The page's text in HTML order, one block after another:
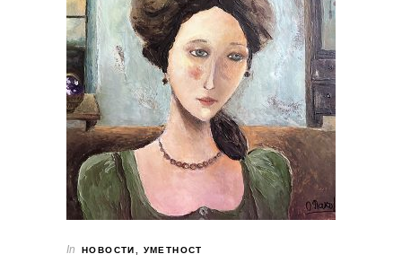
In НОВОСТИ , УМЕТНОСТ